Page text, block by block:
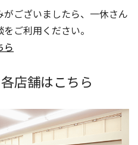
ございましたら、一休さん
ご利用ください。
ら
店舗はこちら